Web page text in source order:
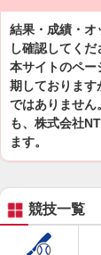
結果・成績・オ
し確認してくだ
本サイトのペー
期しております
ではありません
も、株式会社
ます。
競技一覧